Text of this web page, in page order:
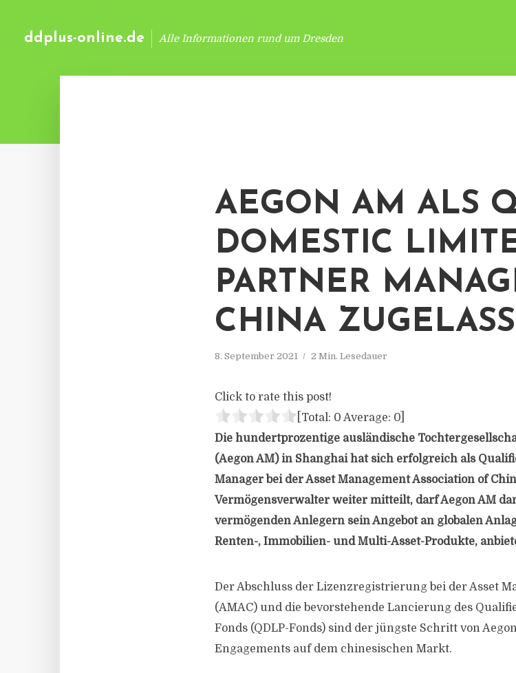
ddplus-online.de Alle Informationen rund um Dresden
AEGON AM ALS
DOMESTIC
PARTNER
CHINA
8. September 2021 2 Min. Lesedauer
Click to rate this post!
[Total: 0 Average: 0
Die hundertprozentige ausländische
(Aegon AM) in Shanghai hat sich erfolgreich als
Manager bei der Asset Management Association of
Vermögensverwalter weiter mitteilt, darf Aegon AM
vermögenden Anlegern sein Angebot an globalen
Renten-, Immobilien- und Multi-Asset-Produkte,
Der Abschluss der Lizenzregistrierung bei der Asset
(AMAC) und die bevorstehende Lancierung des
Fonds (QDLP-Fonds) sind der jüngste Schritt von
Engagements auf dem chinesischen Markt.